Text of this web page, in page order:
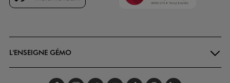
L'ENSEIGNE GÉMO